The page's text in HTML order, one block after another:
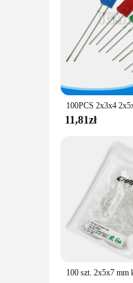
11,81zł